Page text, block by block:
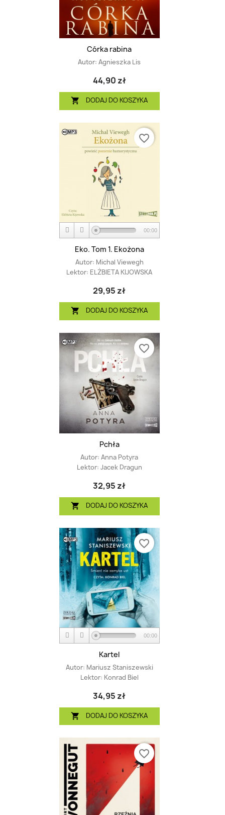
Córka rabina
Autor: Agnieszka Lis
44,90 zł
 DODAJ DO KOSZYKA
00:00
Eko. Tom 1. Ekożona
Autor: Michal Viewegh
Lektor: ELŻBIETA KIJOWSKA
29,95 zł
 DODAJ DO KOSZYKA
favorite_border
Pchła
Autor: Anna Potyra
Lektor: Jacek Dragun
32,95 zł
 DODAJ DO KOSZYKA
favorite_border
00:00
Kartel
Autor: Mariusz Staniszewski
Lektor: Konrad Biel
34,95 zł
 DODAJ DO KOSZYKA
favorite_border
favorite_border